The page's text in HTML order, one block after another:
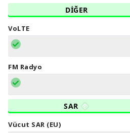
DİĞER
VoLTE
FM Radyo
SAR
Vücut SAR (EU)